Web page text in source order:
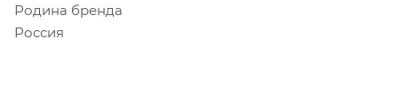
Родина бренда
Россия